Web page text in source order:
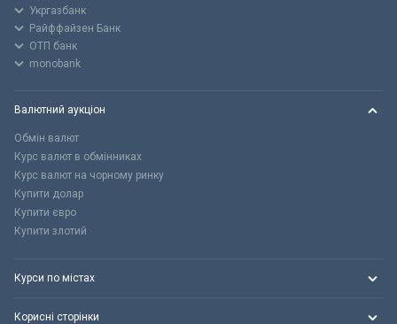
Укргазбанк
Райффайзен Банк
ОТП банк
monobank
Валютний аукціон
Обмін валют
Курс валют в обмінниках
Курс валют на чорному ринку
Купити долар
Купити євро
Купити злотий
Курси по містах
Корисні сторінки